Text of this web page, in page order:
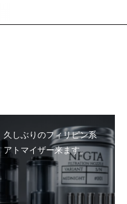
久しぶりのフィリピン系
アトマイザー来ます。